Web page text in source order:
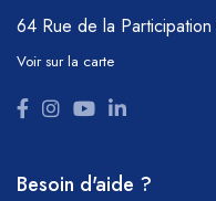
64 Rue de la Participation
Voir sur la carte
Besoin d'aide ?